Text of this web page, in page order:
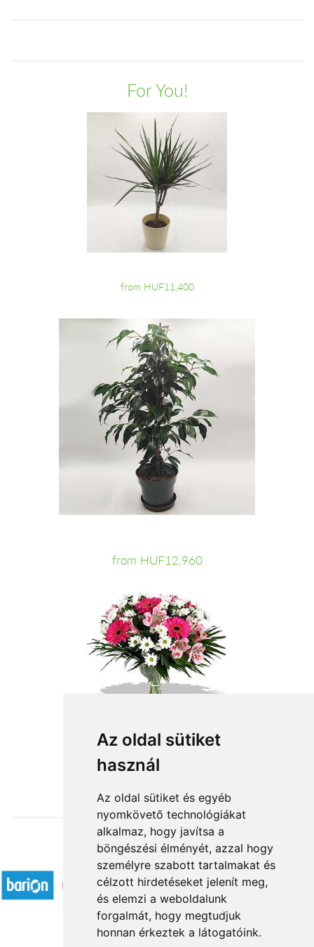
Az oldal sütiket
használ
Az oldal sütiket és egyéb
nyomkövető technológiákat
alkalmaz, hogy javítsa a
böngészési élményét, azzal hogy
személyre szabott tartalmakat és
célzott hirdetéseket jelenít meg,
és elemzi a weboldalunk
forgalmát, hogy megtudjuk
honnan érkeztek a látogatóink.
For You!
from HUF11,400
from HUF12,960
from HUF24,800
Accepted payment methods